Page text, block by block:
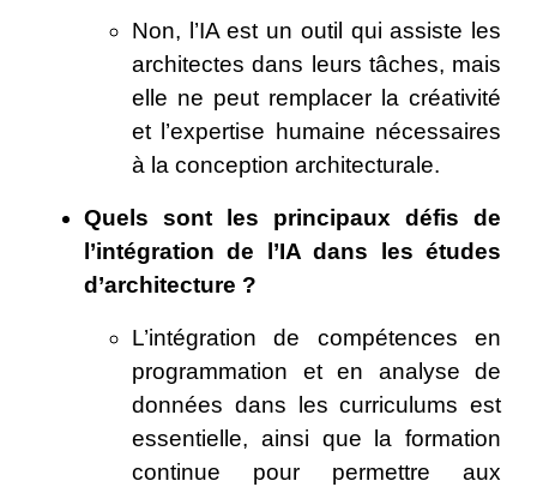
Non, l’IA est un outil qui assiste les
architectes dans leurs tâches, mais
elle ne peut remplacer la créativité
et l’expertise humaine nécessaires
à la conception architecturale.
Quels sont les principaux défis de
l’intégration de l’IA dans les études
d’architecture ?
L’intégration de compétences en
programmation et en analyse de
données dans les curriculums est
essentielle, ainsi que la formation
continue pour permettre aux